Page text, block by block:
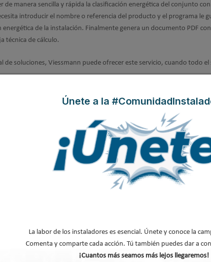
de manera sencilla y rápida la clasificación energética del conjunto
introducir el nombre o referencia del producto y el programa le
energética de la instalación. Finalmente genera un documento PDF
técnica de cálculo.
de soluciones, Viessmann puede ofrecer este servicio, cuando todo el
eficiencia combinando en un sistema solo productos
sí. Con ellos podrá ofrecer a sus clientes un sistema con la
para todas las fuentes de energía y para todos los requisitos.
cálculo para etiqueta de eficiencia
reducir al máximo el trabajo para los instaladores. Por ello se
etiquetados. Igualmente, gracias al programa de cálculo,
las etiquetas que necesite adhoc fácil y rápidamente, ya sea de
de manera personalizada para su cliente. El programa se
accesible con su usuario y contraseña.
Únete a la
La labor de los instaladores es esencial. Únete y conoce la
Comenta y comparte cada acción. Tú también puedes dar a
¡Cuantos más seamos más lejos llegaremos!